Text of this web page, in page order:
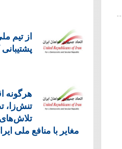
از تیم
هرگونه
تنش‌زا،
تلاش‌های
مغایر با منافع ملی